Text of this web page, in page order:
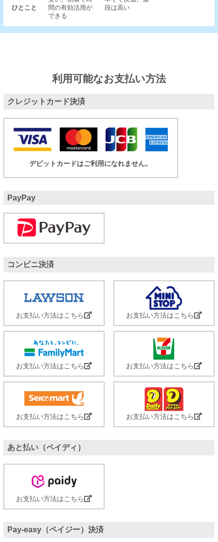
ひとこと
間の有効活用が
できる
段は高い
利用可能なお支払い方法
クレジットカード決済
デビットカードはご利用になれません。
PayPay
コンビニ決済
お支払い方法はこちら お支払い方法はこちら
お支払い方法はこちら お支払い方法はこちら
お支払い方法はこちら お支払い方法はこちら
あと払い（ペイディ）
お支払い方法はこちら
Pay-easy（ペイジー）決済